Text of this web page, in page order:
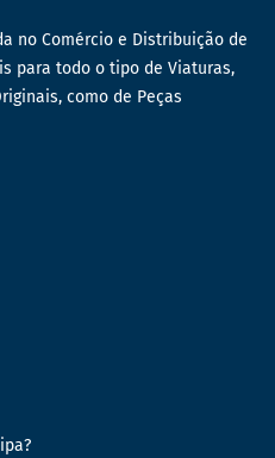
no Comércio e Distribuição de
para todo o tipo de Viaturas,
como de Peças